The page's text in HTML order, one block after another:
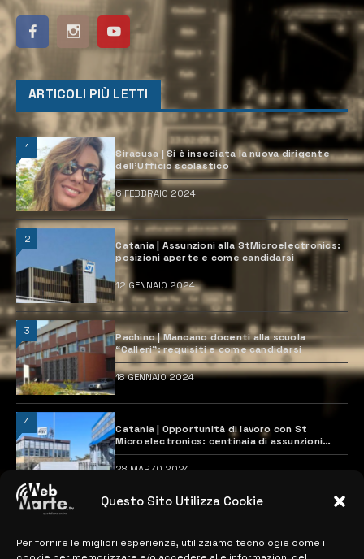
Questo Sito Utilizza Cookie
Per fornire le migliori esperienze, utilizziamo tecnologie come i
ARTICOLI PIÙ LETTI
1
Siracusa | Si è insediata la nuova dirigente
dell’Ufficio scolastico
6 FEBBRAIO 2024
2
Catania | Assunzioni alla StMicroelectronics:
posizioni aperte e come candidarsi
12 GENNAIO 2024
3
Pachino | Mancano docenti alla scuola
“Calleri”: requisiti e come candidarsi
18 GENNAIO 2024
4
Catania | Opportunità di lavoro con St
Microelectronics: centinaia di assunzioni
previste
28 MARZO 2024